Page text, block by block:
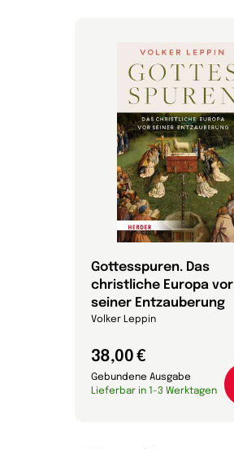
Gottesspuren. Das
christliche Europa vor
seiner Entzauberung
Volker Leppin
38,00 €
Gebundene Ausgabe
Lieferbar in 1-3 Werktagen